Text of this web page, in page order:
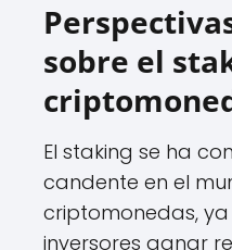
sobre el
El staking se ha
candente en el
criptomonedas,
inversores ganar